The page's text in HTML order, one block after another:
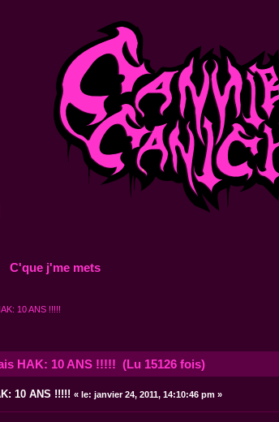
C'que j'me mets
10 ANS !!!!!
HAK: 10 ANS !!!!! (Lu 15126 fois)
10 ANS !!!!! « le: janvier 24, 2011, 14:10:46 pm »